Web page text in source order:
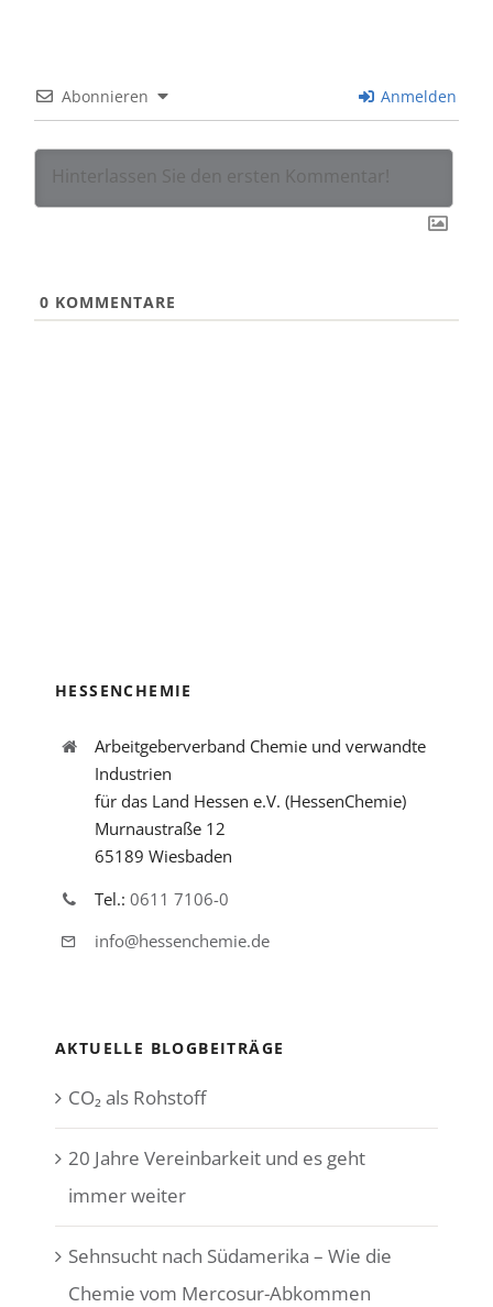
Abonnieren Anmelden
0 KOMMENTARE
HESSENCHEMIE
Arbeitgeberverband Chemie und verwandte
Industrien
für das Land Hessen e.V. (HessenChemie)
Murnaustraße 12
65189 Wiesbaden
Tel.: 0611 7106-0
info@hessenchemie.de
AKTUELLE BLOGBEITRÄGE
CO₂ als Rohstoff
20 Jahre Vereinbarkeit und es geht
immer weiter
Sehnsucht nach Südamerika – Wie die
Chemie vom Mercosur-Abkommen